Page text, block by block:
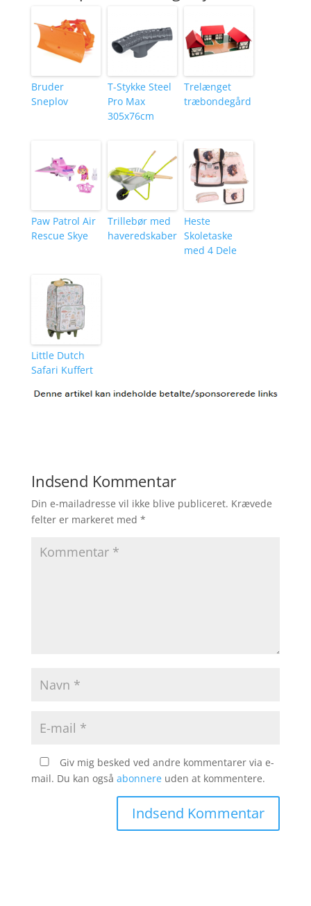
Bruder
Sneplov
T-Stykke Steel
Pro Max
305x76cm
Trelænget
træbondegård
Paw Patrol Air
Rescue Skye
Trillebør med
haveredskaber
Heste
Skoletaske
med 4 Dele
Little Dutch
Safari Kuffert
Indsend Kommentar
Din e-mailadresse vil ikke blive publiceret. Krævede
felter er markeret med *
Giv mig besked ved andre kommentarer via e-
mail. Du kan også abonnereuden at kommentere.